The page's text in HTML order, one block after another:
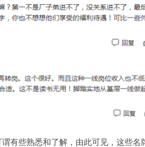
有些熟悉和了解，由此可见，这些名